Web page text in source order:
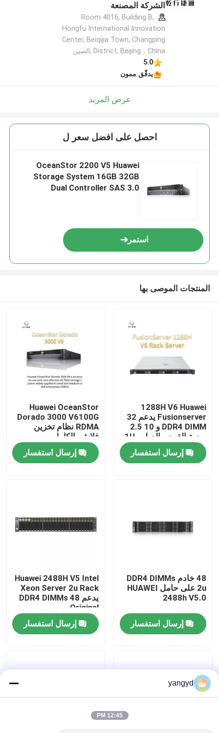
المنزل
مراقبة الجودة
أخبار
VR Show
الشركة المصنعة
Room 4016, Building B,
Hongfu International Innovation
Center, Beiqijia Town, Changping
District, Beijing，China ,الصين
5.0
يدقّق ممون
عرض المزيد
احصل على افضل سعر ل
OceanStor 2200 V5 Huawei
Storage System 16GB 32GB
Dual Controller SAS 3.0
استمر
المنتجات الموصى بها
1288H V6 Huawei
Fusionserver يدعم 32
DDR4 DIMM و 10 2.5
بوصة القرص الصلب 1U
إرسال استفسار
Huawei OceanStor
Dorado 3000 V6100G
RDMA نظام تخزين
فلاش بالكامل
إرسال استفسار
48 خادم DDR4 DIMMs
2u على حامل HUAWEI
2488h V5.0
إرسال استفسار
Huawei 2488H V5 Intel
Xeon Server 2u Rack
يدعم 48 DDR4 DIMMs
Original
إرسال استفسار
yangyd
12:45 PM